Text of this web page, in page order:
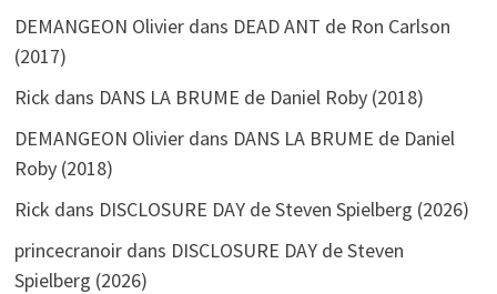
DEMANGEON Olivierdans DEAD ANT de Ron Carlson
(2017)
Rick dans DANS LA BRUME de Daniel Roby (2018)
DEMANGEON Olivierdans DANS LA BRUME de Daniel
Roby (2018)
Rick dans DISCLOSURE DAY de Steven Spielberg (2026)
princecranoirdans DISCLOSURE DAY de Steven
Spielberg (2026)